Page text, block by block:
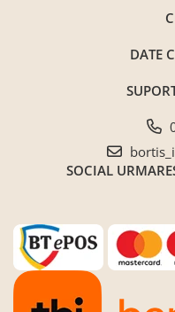
DATE
SOCIAL